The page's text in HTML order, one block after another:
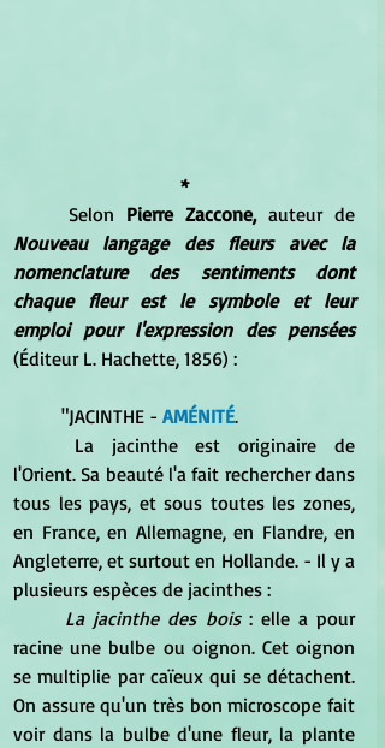
*
	Selon
Pierre Zaccone,
Nouveau langage des fleurs avec la
nomenclature des sentiments dont
chaque fleur est le symbole et leur
emploi pour l'expression des pensées
(Éditeur L. Hachette, 1856) :
	"JACINTHE -
AMÉNITÉ.
l'Orient. Sa beauté l'a fait rechercher dans
tous les pays, et sous toutes les zones,
en France, en Allemagne, en Flandre, en
Angleterre, et surtout en Hollande. - Il y a
plusieurs espèces de jacinthes :
La jacinthe des bois : elle a pour
racine une bulbe ou oignon. Cet oignon
se multiplie par caïeux qui se détachent.
On assure qu'un très bon microscope fait
voir dans la bulbe d'une fleur, la plante